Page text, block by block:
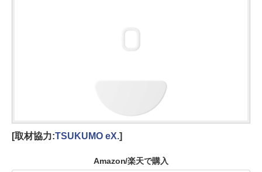
[取材協力:TSUKUMO eX.]
Amazon/楽天で購入